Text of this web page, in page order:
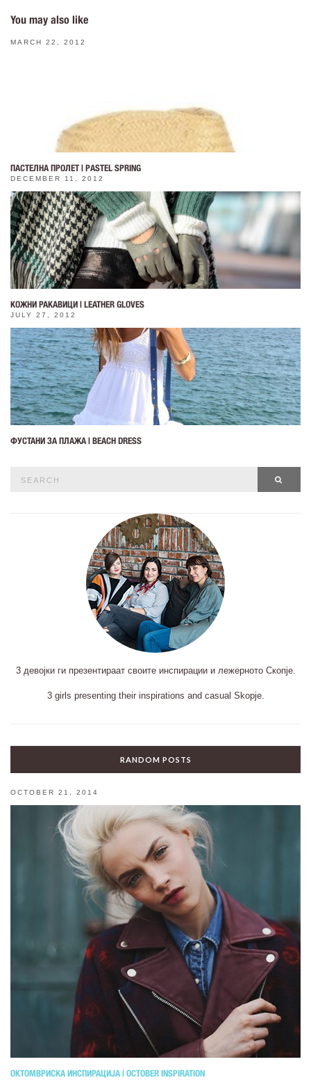
You may also like
MARCH 22, 2012
ПАСТЕЛНА ПРОЛЕТ | PASTEL SPRING
DECEMBER 11, 2012
КОЖНИ РАКАВИЦИ | LEATHER GLOVES
JULY 27, 2012
ФУСТАНИ ЗА ПЛАЖА | BEACH DRESS
3 девојки ги презентираат своите инспирации и лежерното Скопје.
3 girls presenting their inspirations and casual Skopje.
RANDOM POSTS
OCTOBER 21, 2014
ОКТОМВРИСКА ИНСПИРАЦИЈА | OCTOBER INSPIRATION